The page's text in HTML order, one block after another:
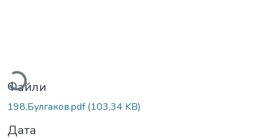
Файли
198,Булгаков.pdf(103,34 KB)
Дата